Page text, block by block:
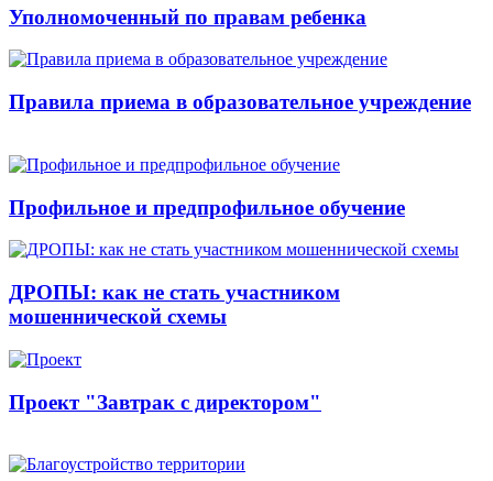
Уполномоченный по правам ребенка
Правила приема в образовательное учреждение
Профильное и предпрофильное обучение
ДРОПЫ: как не стать участником
мошеннической схемы
Проект "Завтрак с директором"